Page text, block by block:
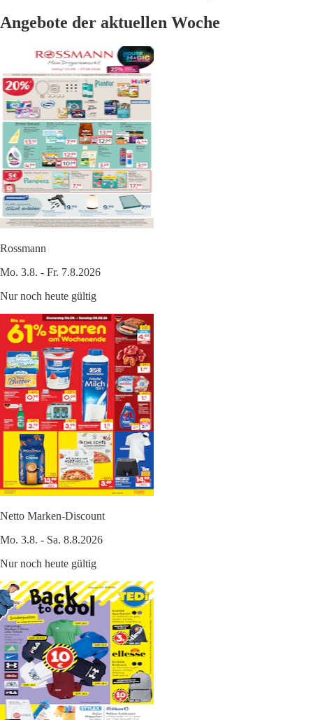
Angebote der aktuellen Woche
Rossmann
Mo. 3.8. - Fr. 7.8.2026
Nur noch heute gültig
Netto Marken-Discount
Mo. 3.8. - Sa. 8.8.2026
Nur noch heute gültig